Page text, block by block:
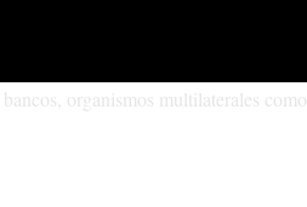
del gas de Vaca Muerta.
organismos multilaterales como